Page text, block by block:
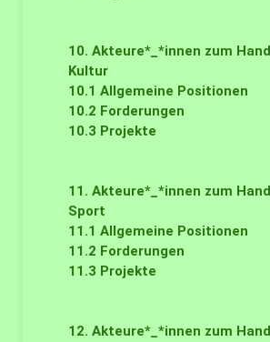
10. Akteure*_*innen zum
Kultur
10.1 Allgemeine Positionen
10.2 Forderungen
10.3 Projekte
11. Akteure*_*innen zum
Sport
11.1 Allgemeine Positionen
11.2 Forderungen
11.3 Projekte
12. Akteure*_*innen zum